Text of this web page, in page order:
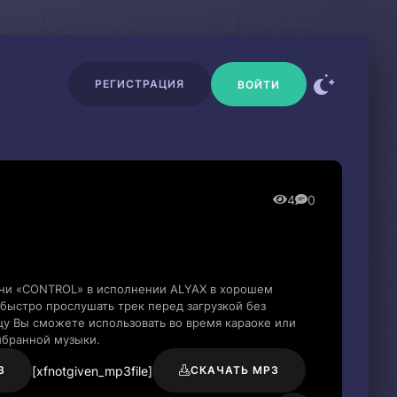
РЕГИСТРАЦИЯ ВОЙТИ
4 0
«CONTROL» в исполнении ALYAX в хорошем
прослушать трек перед загрузкой без
Вы сможете использовать во время караоке или
музыки.
[xfnotgiven_mp3file] СКАЧАТЬ MP3